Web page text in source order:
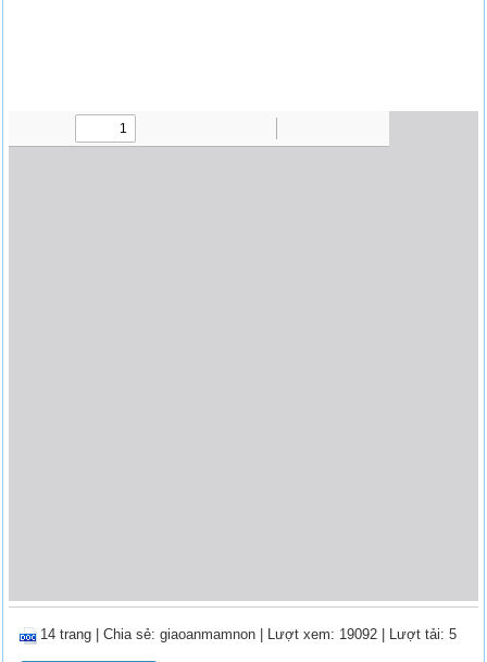
14 trang |Chia sẻ:giaoanmamnon | Lượt xem: 19092 | Lượt tải: 5